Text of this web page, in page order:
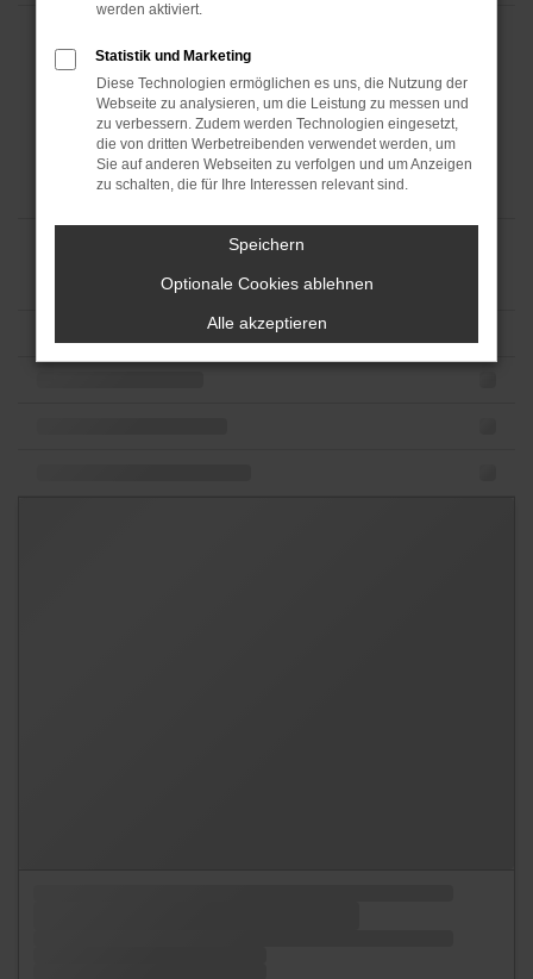
werden aktiviert.
Statistik und Marketing
Diese Technologien ermöglichen es uns, die Nutzung der
Webseite zu analysieren, um die Leistung zu messen und
zu verbessern. Zudem werden Technologien eingesetzt,
die von dritten Werbetreibenden verwendet werden, um
Sie auf anderen Webseiten zu verfolgen und um Anzeigen
zu schalten, die für Ihre Interessen relevant sind.
Speichern
Optionale Cookies ablehnen
Alle akzeptieren